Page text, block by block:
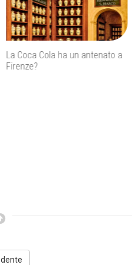
Agenti IA e sicurezza, quando
l’autonomia diventa un rischio